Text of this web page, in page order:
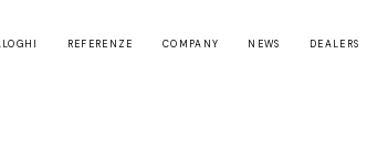
REFERENZE COMPANY NEWS DEALERS